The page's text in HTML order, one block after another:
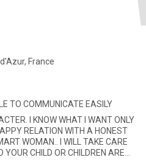
France
TO COMMUNICATE EASILY
I KNOW WHAT I WANT ONLY
RELATION WITH A HONEST
WOMAN.. I WILL TAKE CARE
CHILD OR CHILDREN ARE